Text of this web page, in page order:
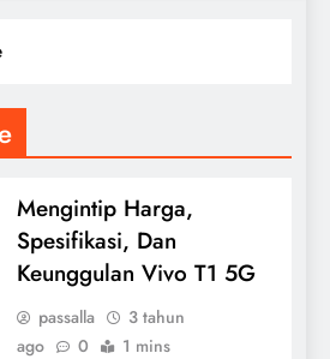
Mengintip Harga,
Spesifikasi, Dan
Keunggulan Vivo T1 5G
passalla
3 tahun
ago
0 1 mins